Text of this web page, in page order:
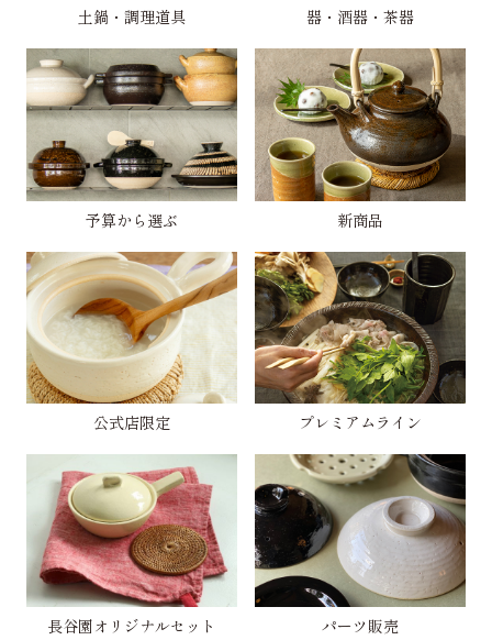
土鍋・調理道具 器・酒器・茶器
予算から選ぶ 新商品
公式店限定 プレミアムライン
長谷園オリジナルセット パーツ販売